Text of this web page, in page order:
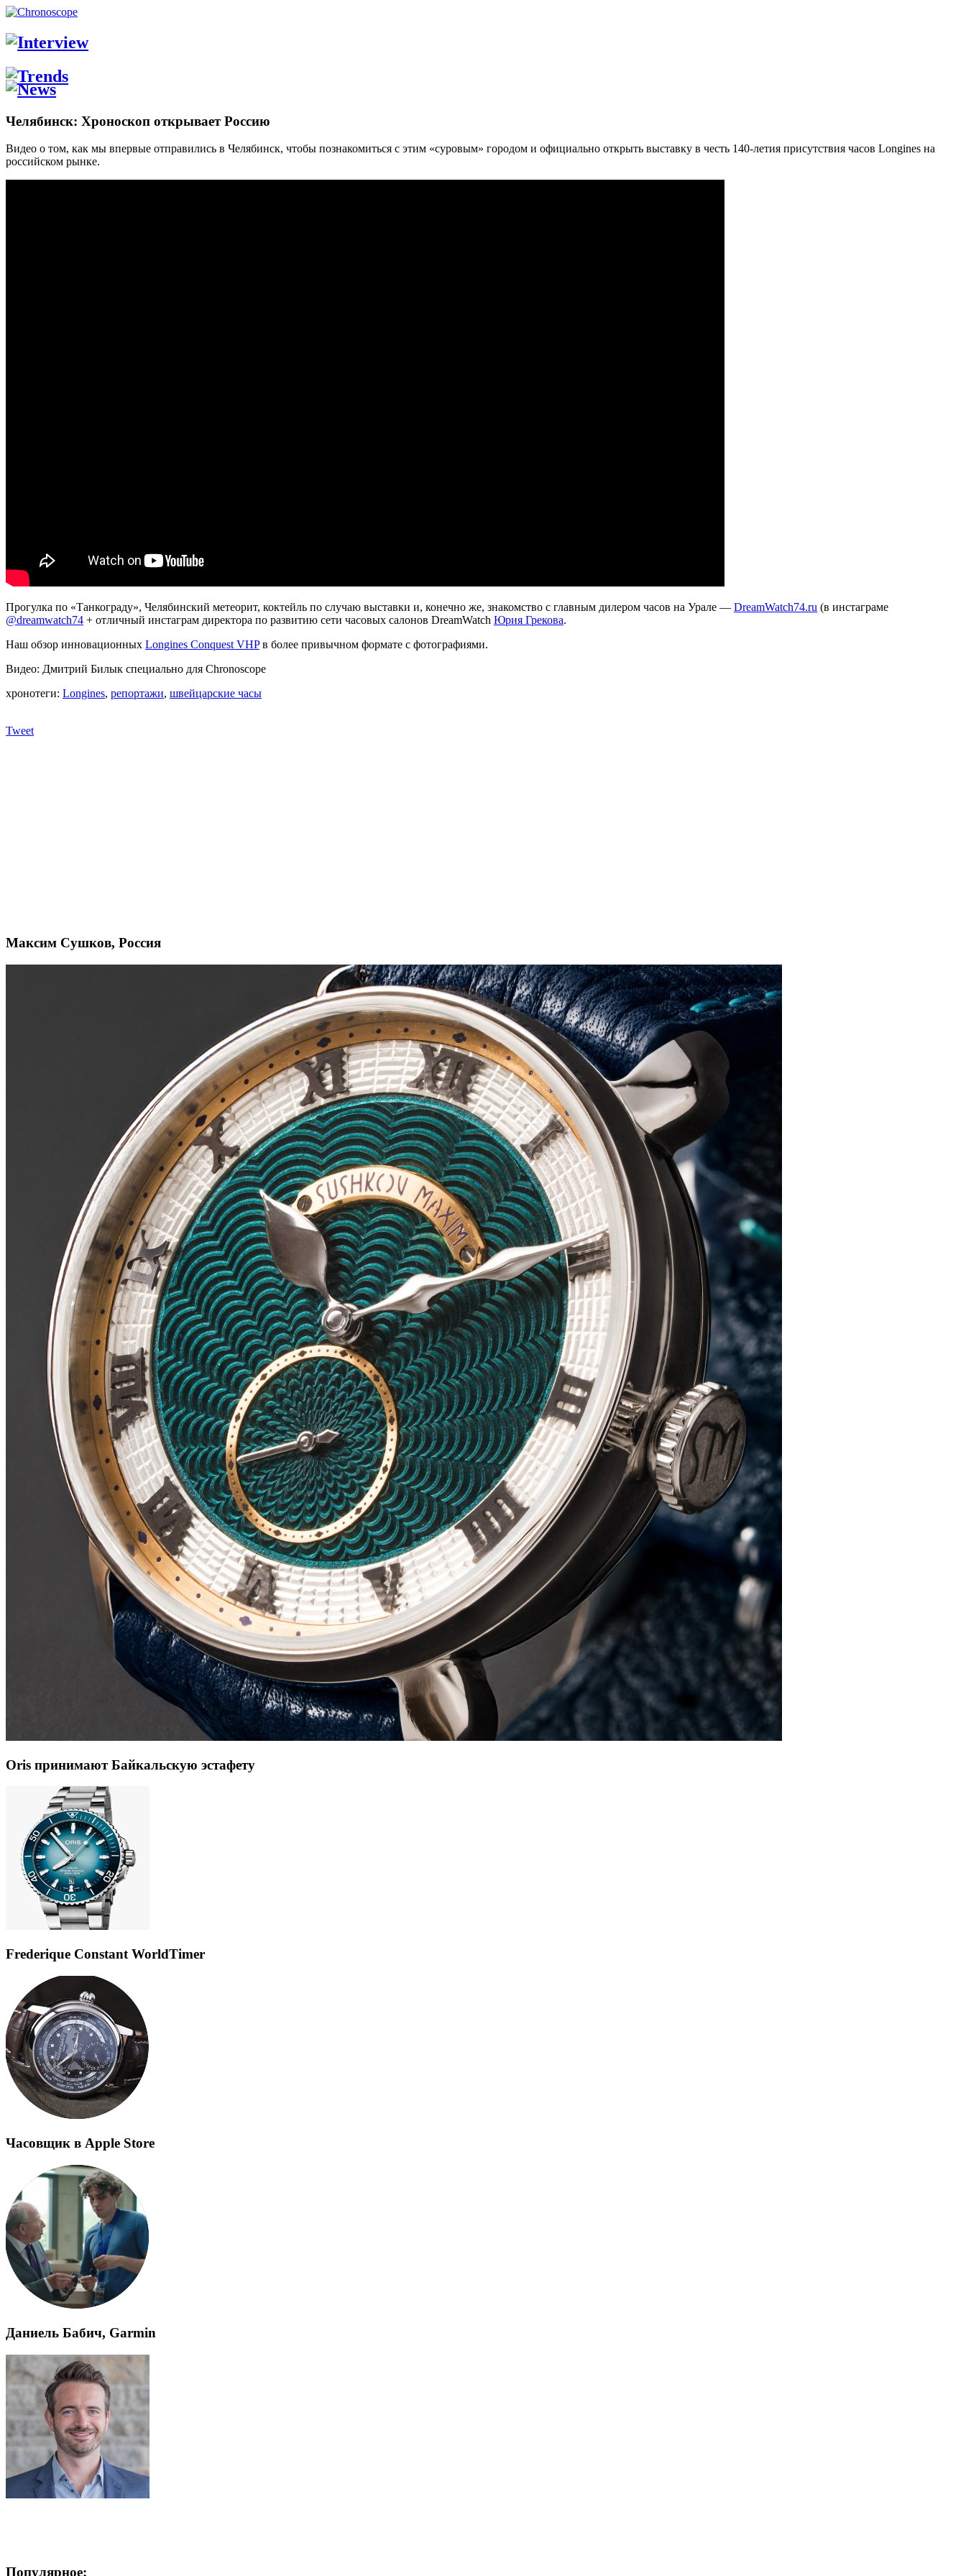
Челябинск: Хроноскоп открывает Россию
Видео о том, как мы впервые отправились в Челябинск, чтобы познакомиться с этим «суровым» городом и официально открыть выставку в честь 140-летия присутствия часов Longines на
российском рынке.
Прогулка по «Танкограду», Челябинский метеорит, коктейль по случаю выставки и, конечно же, знакомство с главным дилером часов на Урале — DreamWatch74.ru (в инстаграме
@dreamwatch74 + отличный инстаграм директора по развитию сети часовых салонов DreamWatch Юрия Грекова.
Наш обзор инновационных Longines Conquest VHPв более привычном формате с фотографиями.
Видео: Дмитрий Билык специально для Chronoscope
хронотеги: Longines, репортажи, швейцарские часы
Tweet
Максим Сушков, Россия
Oris принимают Байкальскую эстафету
Frederique Constant WorldTimer
Часовщик в Apple Store
Даниель Бабич, Garmin
Популярное: